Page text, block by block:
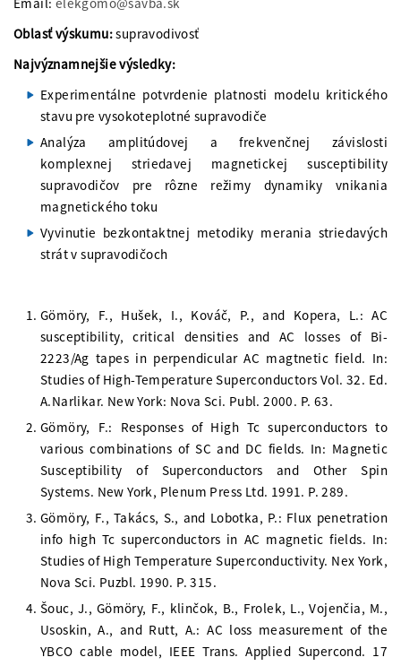
Oblasť výskumu:supravodivosť
Najvýznamnejšie výsledky:
Experimentálne potvrdenie platnosti modelu kritického
stavu pre vysokoteplotné supravodiče
Analýza amplitúdovej a frekvenčnej závislosti
komplexnej striedavej magnetickej susceptibility
supravodičov pre rôzne režimy dynamiky vnikania
magnetického toku
Vyvinutie bezkontaktnej metodiky merania striedavých
strát v supravodičoch
Gömöry, F., Hušek, I., Kováč, P., and Kopera, L.: AC
susceptibility, critical densities and AC losses of Bi-
2223/Ag tapes in perpendicular AC magtnetic field. In:
Studies of High-Temperature Superconductors Vol. 32. Ed.
A.Narlikar. New York: Nova Sci. Publ. 2000. P. 63.
Gömöry, F.: Responses of High Tc superconductors to
various combinations of SC and DC fields. In: Magnetic
Susceptibility of Superconductors and Other Spin
Systems. New York, Plenum Press Ltd. 1991. P. 289.
Gömöry, F., Takács, S., and Lobotka, P.: Flux penetration
info high Tc superconductors in AC magnetic fields. In:
Studies of High Temperature Superconductivity. Nex York,
Nova Sci. Puzbl. 1990. P. 315.
Šouc, J., Gömöry, F., klinčok, B., Frolek, L., Vojenčia, M.,
Usoskin, A., and Rutt, A.: AC loss measurement of the
YBCO cable model, IEEE Trans. Applied Supercond. 17